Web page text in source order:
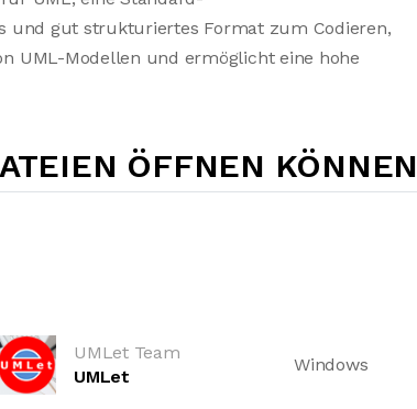
und gut strukturiertes Format zum Codieren,
UML-Modellen und ermöglicht eine hohe
ÖFFNEN KÖNNEN
UMLet Team
UMLet
Windows